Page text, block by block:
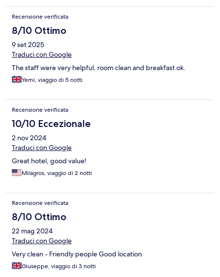
Recensione verificata
8/10 Ottimo
9 set 2025
Traduci con Google
The staff were very helpful, room clean and breakfast ok.
Yemi, viaggio di 5 notti
Recensione verificata
10/10 Eccezionale
2 nov 2024
Traduci con Google
Great hotel, good value!
Milagros, viaggio di 2 notti
Recensione verificata
8/10 Ottimo
22 mag 2024
Traduci con Google
Very clean - Friendly people Good location
Giuseppe, viaggio di 3 notti